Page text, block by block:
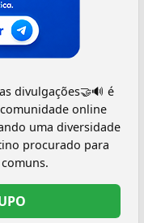
divulgações🤝🔊 é
online
uma diversidade
procurado para